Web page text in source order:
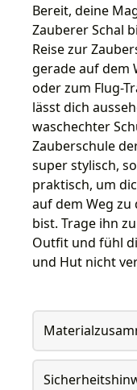
Bereit, deine
Zauberer Schal
Reise zur
gerade auf dem
oder zum Flug-
lässt dich
waschechter
Zauberschule
super stylisch,
praktisch, um
auf dem Weg
bist. Trage ihn
Outfit und fühl
und Hut nicht